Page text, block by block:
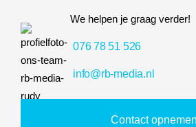
We helpen je graag verder!
076 78 51 526
info@rb-media.nl
Contact opnemen